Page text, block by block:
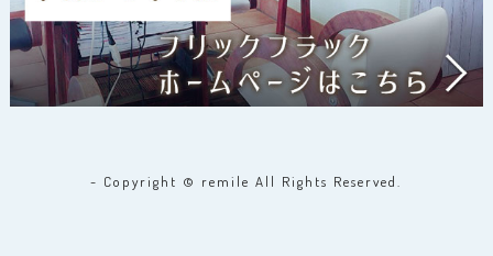
- Copyright © remile All Rights Reserved.